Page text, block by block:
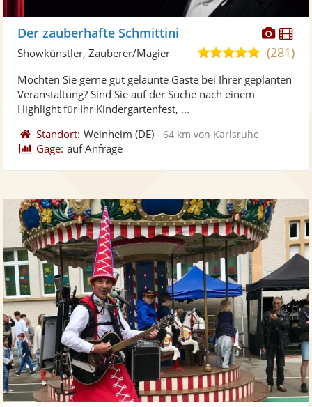
Fotos
Der zauberhafte Schmittini
5,0
5
(281)
Showkünstler, Zauberer/Magier
Möchten Sie gerne gut gelaunte Gäste bei Ihrer geplanten
Veranstaltung? Sind Sie auf der Suche nach einem
Highlight für Ihr Kindergartenfest, ...
Standort: Weinheim (DE) -64 km von Karlsruhe
Gage: auf Anfrage